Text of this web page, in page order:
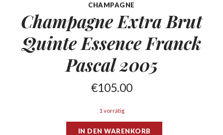
CHAMPAGNE
Champagne Extra Brut
QuinteEssence Franck
Pascal 2005
€105.00
1 vorrätig
IN DEN WARENKORB